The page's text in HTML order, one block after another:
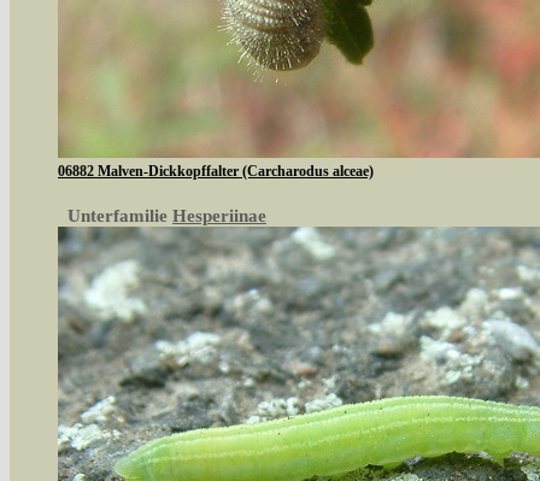
06882 Malven-Dickkopffalter (Carcharodus alceae)
Unterfamilie Hesperiinae